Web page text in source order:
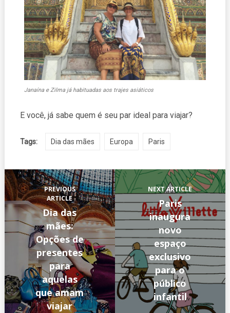
Janaína e Zilma já habituadas aos trajes asiáticos
E você, já sabe quem é seu par ideal para viajar?
Tags: Dia das mães Europa Paris
PREVIOUS
ARTICLE
Dia das
mães:
Opções de
presentes
para
aquelas
que amam
viajar
NEXT ARTICLE
Paris
inaugura
novo
espaço
exclusivo
para o
público
infantil